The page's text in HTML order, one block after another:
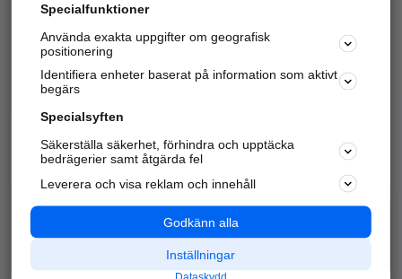
Kom igång och annonsera mot
samarbetspartners nära dig.
Alla kategorier
Populära sökningar
API & Kartor
Annonsera
Integritet
Nödnummer
Specialfunktioner
Använda exakta uppgifter om geografisk
positionering
Identifiera enheter baserat på information som aktivt
begärs
Specialsyften
Säkerställa säkerhet, förhindra och upptäcka
bedrägerier samt åtgärda fel
Leverera och visa reklam och innehåll
Godkänn alla
Inställningar
Dataskydd